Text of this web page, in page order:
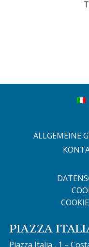
ALLGEMEINE
PIAZZA
Piazza Italia , 1 –